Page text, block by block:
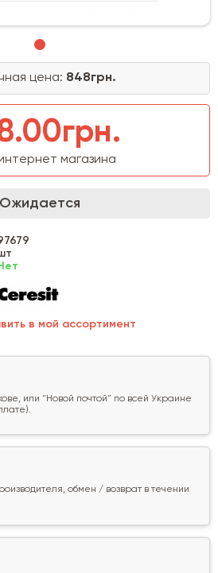
цена: 848грн.
магазина
Ожидается
в мой ассортимент
или "Новой почтой" по всей Украине
обмен / возврат в течении